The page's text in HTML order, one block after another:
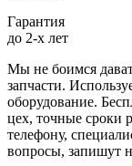
Гарантия
до 2-х лет
Мы не боимся
запчасти.
оборудование.
цех, точные сроки
телефону,
вопросы, запишут